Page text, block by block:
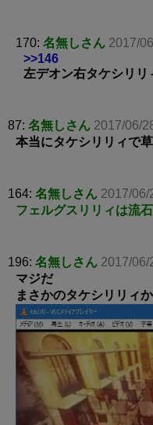
170: 名無しさん 2017/
>>146
左デオン右タケシリリ
87: 名無しさん 2017/06/
本当にタケシリリィで草
164: 名無しさん 2017/06/
フェルグスリリィは流
196: 名無しさん 2017/06/
マジだ
まさかのタケシリリィか